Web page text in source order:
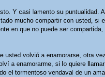
Y casi lamento su puntualidad.
mucho compartir con usted, si
en que no puede ser compartida,
usted volvió a enamorarse, otra
a enamorarme, si lo quiere
el tormentoso vendaval de un